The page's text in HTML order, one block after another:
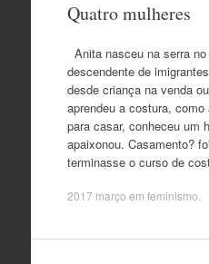
Quatro mulheres
Anita nasceu na serra
descendente de
desde criança na venda
aprendeu a costura, como
para casar, conheceu um
apaixonou. Casamento?
terminasse o curso de
2017 março em feminismo